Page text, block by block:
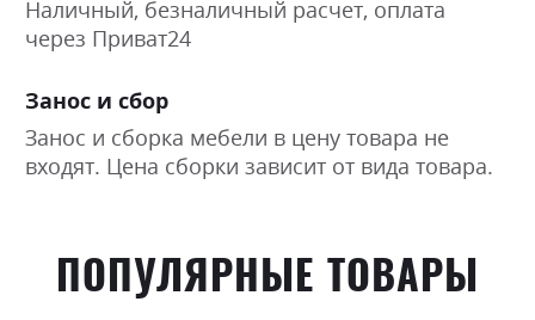
Наличный, безналичный расчет, оплата
через Приват24
Занос и сбор
Занос и сборка мебели в цену товара не
входят. Цена сборки зависит от вида товара.
ПОПУЛЯРНЫЕ ТОВАРЫ